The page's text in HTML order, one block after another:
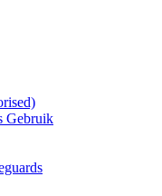
Gebruik